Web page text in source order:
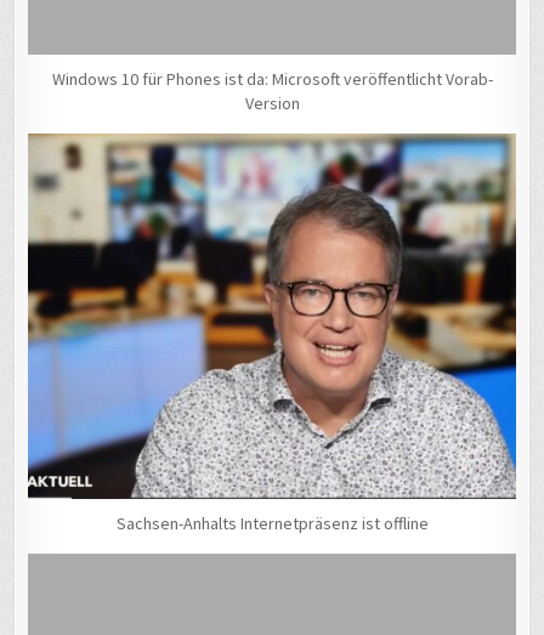
Windows 10 für Phones ist da: Microsoft veröffentlicht Vorab-
Version
Sachsen-Anhalts Internetpräsenz ist offline